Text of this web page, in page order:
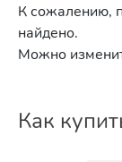
К сожалению,
найдено.
Можно
Как